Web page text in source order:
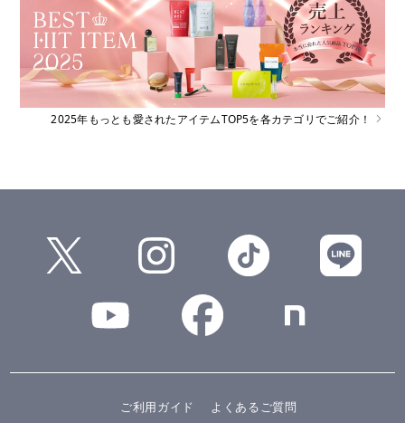
2025年もっとも愛されたアイテムTOP5を各カテゴリでご紹介！
ご利用ガイド よくあるご質問